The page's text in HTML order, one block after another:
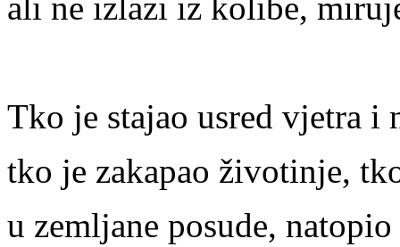
ali ne izlazi iz kolibe,
Tko je stajao usred vjetra i
tko je zakapao životinje,
u zemljane posude,